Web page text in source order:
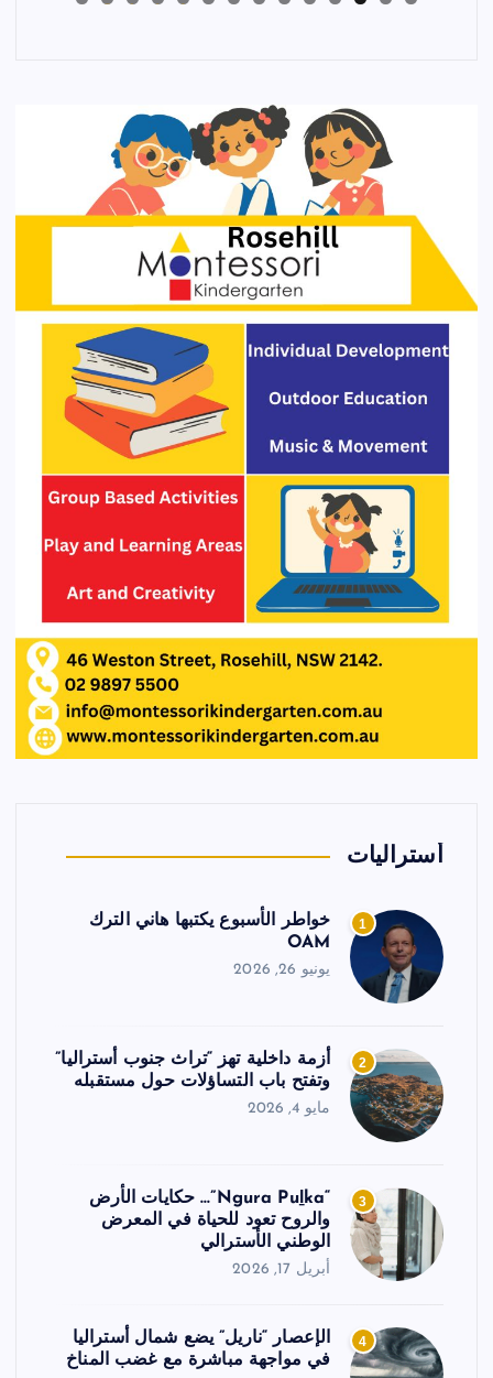
أستراليات
1
خواطر الأسبوع يكتبها هاني الترك
OAM
يونيو 26, 2026
2
أزمة داخلية تهز “تراث جنوب أستراليا”
وتفتح باب التساؤلات حول مستقبله
مايو 4, 2026
3
“Ngura Puḻka”… حكايات الأرض
والروح تعود للحياة في المعرض
الوطني الأسترالي
أبريل 17, 2026
4
الإعصار “ناريل” يضع شمال أستراليا
في مواجهة مباشرة مع غضب المناخ